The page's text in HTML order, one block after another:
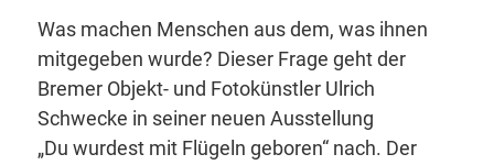
Was machen Menschen aus dem, was ihnen
mitgegeben wurde? Dieser Frage geht der
Bremer Objekt- und Fotokünstler Ulrich
Schwecke in seiner neuen Ausstellung
„Du wurdest mit Flügeln geboren“ nach. Der